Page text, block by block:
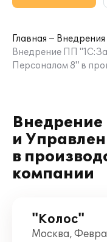
Главная
Внедрения
Внедрение ПП
Персоналом 8" в
и
в
компании
"Колос"
Москва,